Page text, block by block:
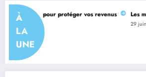
À
LA
UNE
retraite pour protéger vos revenus Les
29 juin 2026